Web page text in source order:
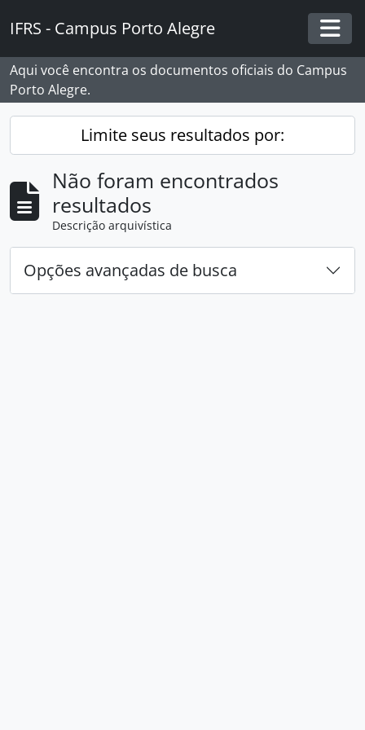
IFRS - Campus Porto Alegre
Aqui você encontra os documentos oficiais do Campus
Porto Alegre.
Limite seus resultados por:
Não foram encontrados
resultados
Descrição arquivística
Opções avançadas de busca